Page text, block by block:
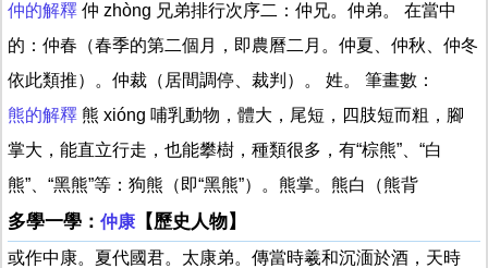
仲的解釋 仲 zhòng 兄弟排行次序二：仲兄。仲弟。 在當中
的：仲春（春季的第二個月，即農曆二月。仲夏、仲秋、仲冬
依此類推）。仲裁（居間調停、裁判）。 姓。 筆畫數：
熊的解釋 熊 xióng 哺乳動物，體大，尾短，四肢短而粗，腳
掌大，能直立行走，也能攀樹，種類很多，有“棕熊”、“白
熊”、“黑熊”等：狗熊（即“黑熊”）。熊掌。熊白（熊背
多學一學： 仲康 【歷史人物】
或作中康。夏代國君。太康弟。傳當時羲和沉湎於酒，天時